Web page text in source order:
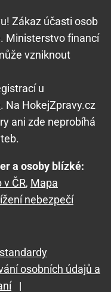
Zákaz účasti osob
Ministerstvo financí
vzniknout
u
. Na HokejZpravy.cz
ani zde neprobíhá
a osoby blízké:
ČR, Mapa
nebezpečí
osobních údajů a
|